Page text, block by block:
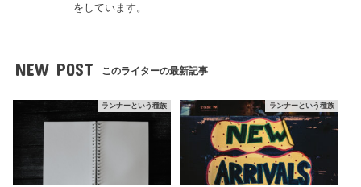
をしています。
NEW POST このライターの最新記事
ランナーという種族 ランナーという種族